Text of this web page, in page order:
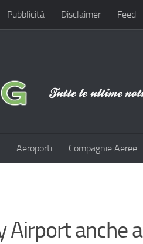
Pubblicità Disclaimer Feed
Aeroporti Compagnie Aeree
Airport anche a